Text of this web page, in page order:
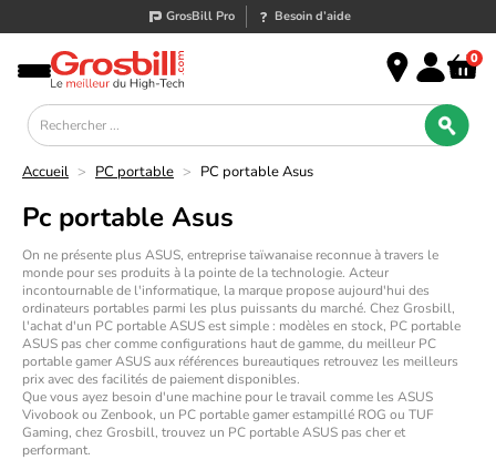
GrosBill Pro Besoin d’aide
0
Accueil > PC portable > PC portable Asus
Pc portable Asus
On ne présente plus ASUS, entreprise taïwanaise reconnue à travers le
monde pour ses produits à la pointe de la technologie. Acteur
incontournable de l'informatique, la marque propose aujourd'hui des
ordinateurs portables parmi les plus puissants du marché. Chez Grosbill,
l'achat d'un PC portableASUS est simple : modèles en stock, PC portable
ASUS pas cher comme configurations haut de gamme, du meilleur PC
portable gamer ASUSaux références bureautiques retrouvez les meilleurs
prix avec des facilités de paiement disponibles.
Que vous ayez besoin d'une machine pour le travail comme les ASUS
Vivobook ou Zenbook, un PC portable gamer estampillé ROG ou TUF
Gaming, chez Grosbill, trouvez un PC portable ASUS pas cher et
performant.